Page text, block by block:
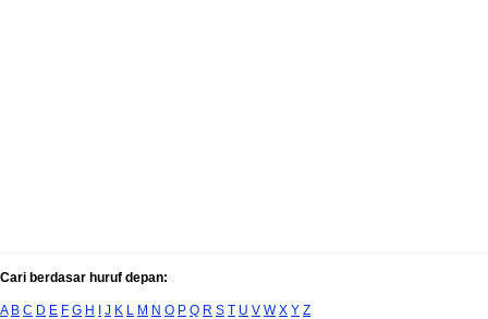
Cari berdasar huruf depan:
A B C D E F G H I J K L M N O P Q R S T U V W X Y Z